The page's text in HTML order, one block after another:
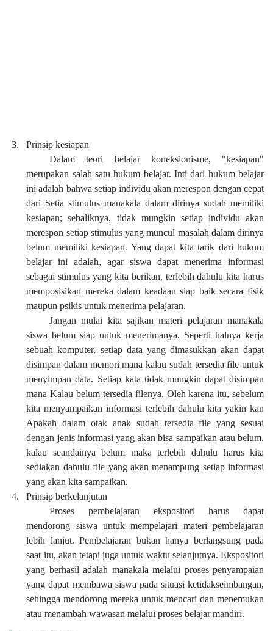
3.
Prinsip kesiapan
Dalam teori belajar koneksionisme, "kesiapan"
merupakan salah satu hukum belajar. Inti dari hukum belajar
ini adalah bahwa setiap individu akan merespon dengan cepat
dari Setia stimulus manakala dalam dirinya sudah memiliki
kesiapan; sebaliknya, tidak mungkin setiap individu akan
merespon setiap stimulus yang muncul masalah dalam dirinya
belum memiliki kesiapan. Yang dapat kita tarik dari hukum
belajar ini adalah, agar siswa dapat menerima informasi
sebagai stimulus yang kita berikan, terlebih dahulu kita harus
memposisikan mereka dalam keadaan siap baik secara fisik
maupun psikis untuk menerima pelajaran.
Jangan mulai kita sajikan materi pelajaran manakala
siswa belum siap untuk menerimanya. Seperti halnya kerja
sebuah komputer, setiap data yang dimasukkan akan dapat
disimpan dalam memori mana kalau sudah tersedia file untuk
menyimpan data. Setiap kata tidak mungkin dapat disimpan
mana Kalau belum tersedia filenya. Oleh karena itu, sebelum
kita menyampaikan informasi terlebih dahulu kita yakin kan
Apakah dalam otak anak sudah tersedia file yang sesuai
dengan jenis informasi yang akan bisa sampaikan atau belum,
kalau seandainya belum maka terlebih dahulu harus kita
sediakan dahulu file yang akan menampung setiap informasi
yang akan kita sampaikan.
4.
Prinsip berkelanjutan
Proses pembelajaran ekspositori harus dapat
mendorong siswa untuk mempelajari materi pembelajaran
lebih lanjut. Pembelajaran bukan hanya berlangsung pada
saat itu, akan tetapi juga untuk waktu selanjutnya. Ekspositori
yang berhasil adalah manakala melalui proses penyampaian
yang dapat membawa siswa pada situasi ketidakseimbangan,
sehingga mendorong mereka untuk mencari dan menemukan
atau menambah wawasan melalui proses belajar mandiri.